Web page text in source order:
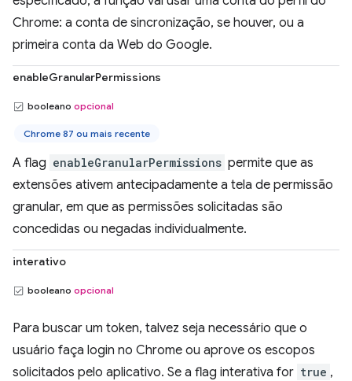
Chrome: a conta de sincronização, se houver, ou a
primeira conta da Web do Google.
enableGranularPermissions
booleano opcional
Chrome 87 ou mais recente
A flag enableGranularPermissions permite que as
extensões ativem antecipadamente a tela de permissão
granular, em que as permissões solicitadas são
concedidas ou negadas individualmente.
interativo
booleano opcional
Para buscar um token, talvez seja necessário que o
usuário faça login no Chrome ou aprove os escopos
solicitados pelo aplicativo. Se a flag interativa for true ,